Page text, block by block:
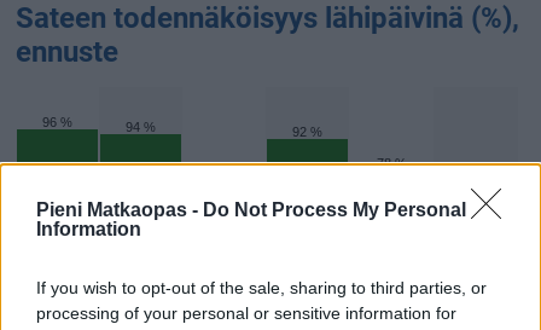
Pieni Matkaopas - Do Not Process My Personal
Information
If you wish to opt-out of the sale, sharing to third parties, or
processing of your personal or sensitive information for
Sateen todennäköisyys lähipäivinä (%),
ennuste
96 % 94 %
57 %
92 %
78 %
8.8. 9.8. 10.8. 11.8. 12.8.